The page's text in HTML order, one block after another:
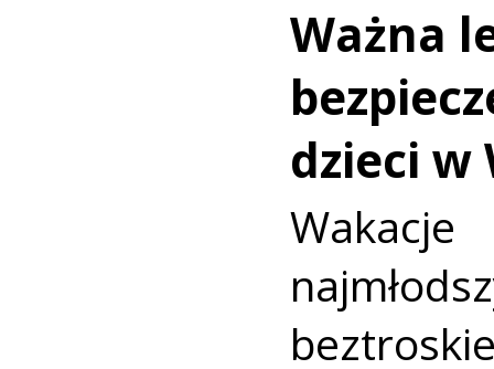
Ważna
dzieci w